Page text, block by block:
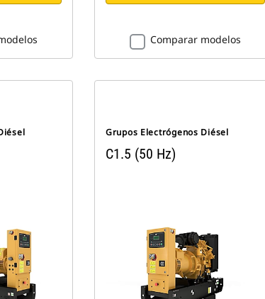
Comparar modelos
Grupos Electrógenos Diésel
C1.5 (50 Hz)